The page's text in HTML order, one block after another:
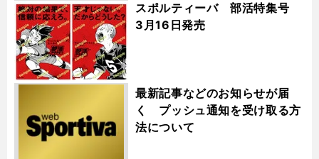
スポルティーバ 部活特集号
3月16日発売
最新記事などのお知らせが届
く プッシュ通知を受け取る方
法について